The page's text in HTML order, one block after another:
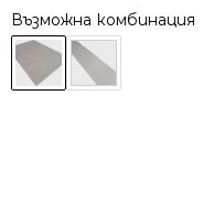
Възможна комбинация